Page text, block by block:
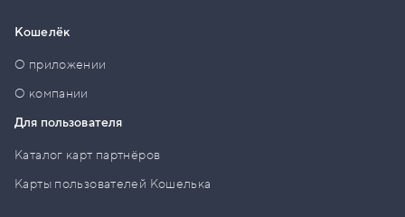
Кошелёк
О приложении
О компании
Для пользователя
Каталог карт партнёров
Карты пользователей Кошелька